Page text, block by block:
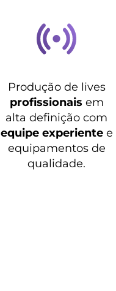
Produção de lives
profissionais em
alta definição com
equipe experientee
equipamentos de
qualidade.